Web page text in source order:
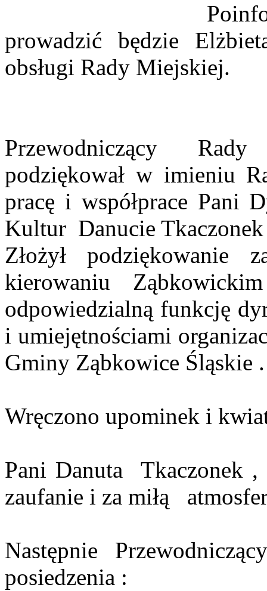
prowadzić będzie
obsługi Rady Miejskiej.
Przewodniczący Rady
podziękował w imieniu
pracę i współprace Pani
Kultur Danucie
Złożył
kierowaniu
odpowiedzialną funkcję
i umiejętnościami
Gminy Ząbkowice Śląskie .
Wręczono upominek i
Pani Danuta Tkaczonek ,
zaufanie i za miłą
Następnie Przewodniczący
posiedzenia :